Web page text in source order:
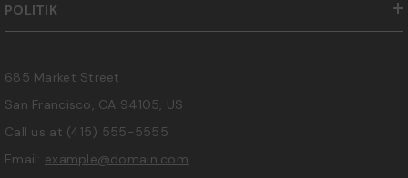
POLITIK
685 Market Street
San Francisco, CA 94105, US
Call us at (415) 555-5555
Email: example@domain.com